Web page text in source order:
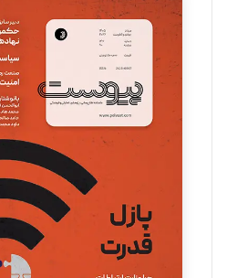
سروش کرمیان
تحریریه
مینا پاکدل
یسنا امان‌پور
تحریریه